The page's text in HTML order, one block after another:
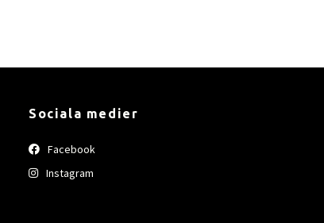
Sociala medier
Facebook
Instagram